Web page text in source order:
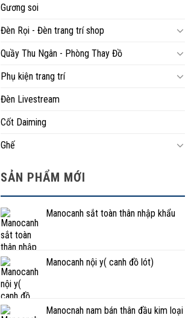
Gương soi
Đèn Rọi - Đèn trang trí shop
Quầy Thu Ngân - Phòng Thay Đồ
Phụ kiện trang trí
Đèn Livestream
Cốt Daiming
Ghế
SẢN PHẨM MỚI
Manocanh sắt toàn thân nhập khẩu
Manocanh nội y( canh đồ lót)
Manocnah nam bán thân đầu kim loại